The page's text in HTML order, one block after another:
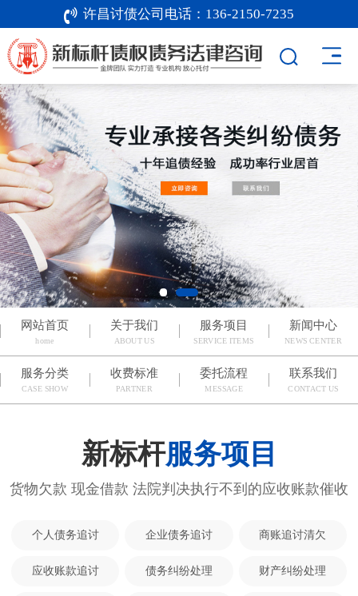
许昌讨债公司电话： 136-2150-7235
网站首页
home
关于我们
ABOUT US
服务项目
SERVICE ITEMS
新闻中心
NEWS CENTER
服务分类
CASE SHOW
收费标准
PARTNER
委托流程
MESSAGE
联系我们
CONTACT US
新标杆服务项目
货物欠款 现金借款 法院判决执行不到的应收账款催收
个人债务追讨 企业债务追讨 商账追讨清欠
应收账款追讨 债务纠纷处理 财产纠纷处理